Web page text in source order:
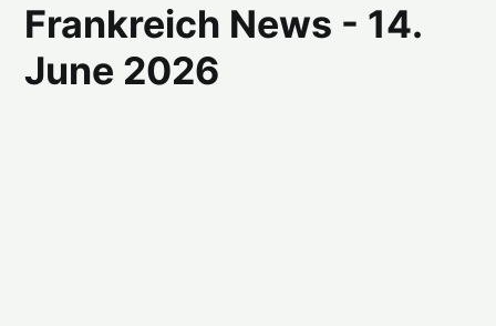
Frankreich News - 14.
June 2026